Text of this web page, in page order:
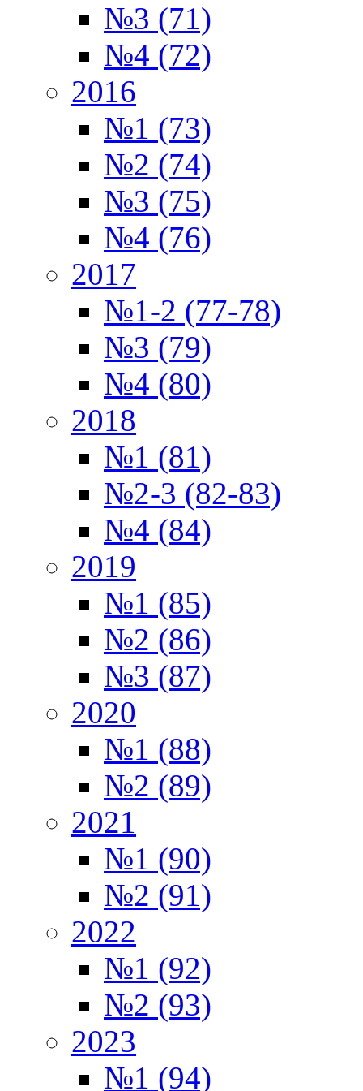
№3 (71)
№4 (72)
2016
№1 (73)
№2 (74)
№3 (75)
№4 (76)
2017
№1-2 (77-78)
№3 (79)
№4 (80)
2018
№1 (81)
№2-3 (82-83)
№4 (84)
2019
№1 (85)
№2 (86)
№3 (87)
2020
№1 (88)
№2 (89)
2021
№1 (90)
№2 (91)
2022
№1 (92)
№2 (93)
2023
№1 (94)